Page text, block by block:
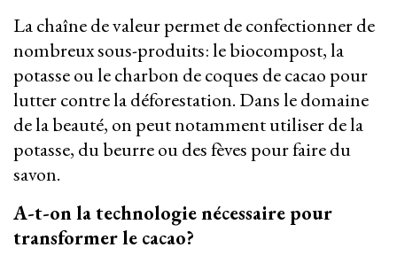
La chaîne de valeur permet de confectionner de
nombreux sous-produits: le biocompost, la
potasse ou le charbon de coques de cacao pour
lutter contre la déforestation. Dans le domaine
de la beauté, on peut notamment utiliser de la
potasse, du beurre ou des fèves pour faire du
savon.
A-t-on la technologie nécessaire pour
transformer le cacao?